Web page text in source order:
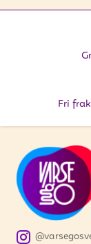
Vill du få
att få
Ange din e-
nyheter och
Fri